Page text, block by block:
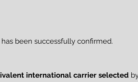
been successfully confirmed.
international carrier selected